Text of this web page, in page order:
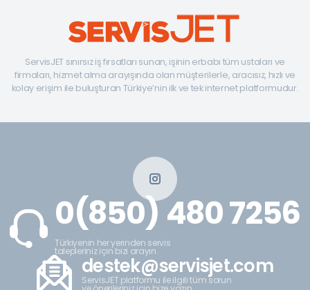
ServisJET sınırsız iş fırsatları sunan, işinin erbabı tüm ustaları ve
firmaları, hizmet alma arayışında olan müşterilerle, aracısız, hızlı ve
kolay erişim ile buluşturan Türkiye’nin ilk ve tek internet platformudur.
0(850) 480 7256
Türkiyenin her yerinden servis
talepleriniz için bizi arayın.
destek@servisjet.com
ServisJET platformu ile ilgili tüm sorun